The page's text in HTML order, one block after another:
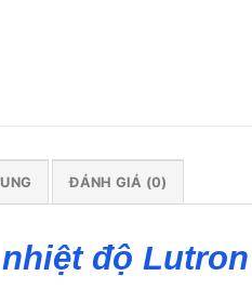
ĐÁNH GIÁ (0)
độ Lutron